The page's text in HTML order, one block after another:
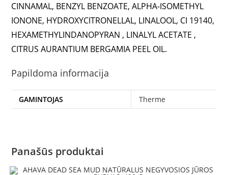
CINNAMAL, BENZYL BENZOATE, ALPHA-ISOMETHYL
IONONE, HYDROXYCITRONELLAL, LINALOOL, CI 19140,
HEXAMETHYLINDANOPYRAN , LINALYL ACETATE ,
CITRUS AURANTIUM BERGAMIA PEEL OIL.
Papildoma informacija
GAMINTOJAS Therme
Panašūs produktai